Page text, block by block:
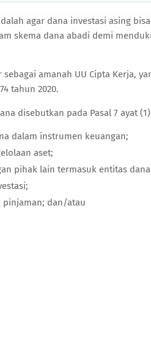
agar dana investasi asing
skema dana abadi demi
amanah UU Cipta Kerja,
tahun 2020.
disebutkan pada Pasal 7 ayat
dalam instrumen keuangan;
aset;
pihak lain termasuk entitas
pinjaman; dan/atau